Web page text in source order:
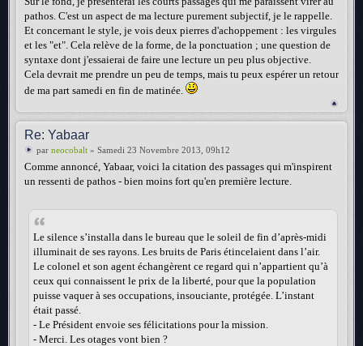
pathos. C'est un aspect de ma lecture purement subjectif, je le rappelle.
Et concernant le style, je vois deux pierres d'achoppement : les virgules
et les "et". Cela relève de la forme, de la ponctuation ; une question de
syntaxe dont j'essaierai de faire une lecture un peu plus objective.
Cela devrait me prendre un peu de temps, mais tu peux espérer un retour
de ma part samedi en fin de matinée.
Re: Yabaar
par neocobalt » Samedi 23 Novembre 2013, 09h12
Comme annoncé, Yabaar, voici la citation des passages qui m'inspirent
un ressenti de pathos - bien moins fort qu'en première lecture.
Le silence s’installa dans le bureau que le soleil de fin d’après-midi
illuminait de ses rayons. Les bruits de Paris étincelaient dans l’air.
Le colonel et son agent échangèrent ce regard qui n’appartient qu’à
ceux qui connaissent le prix de la liberté, pour que la population
puisse vaquer à ses occupations, insouciante, protégée. L’instant
était passé.
- Le Président envoie ses félicitations pour la mission.
- Merci. Les otages vont bien ?